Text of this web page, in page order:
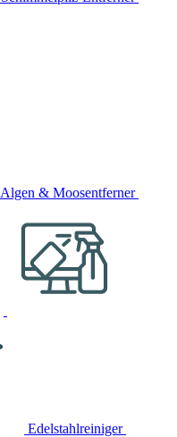
Algen & Moosentferner
Edelstahlreiniger